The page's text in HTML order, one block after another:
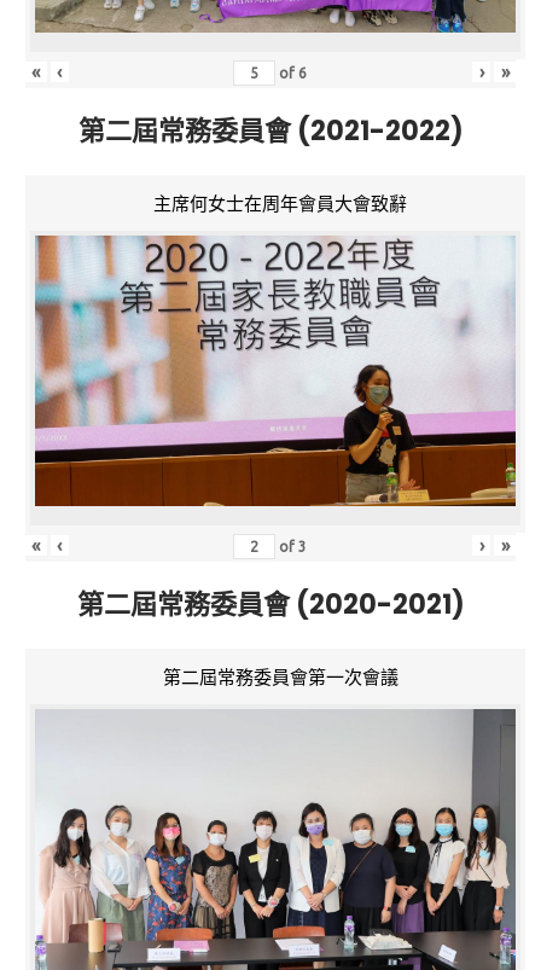
« ‹ of 6 › »
第二屆常務委員會 (2021-2022)
主席何女士在周年會員大會致辭
« ‹ of3 › »
第二屆常務委員會 (2020-2021)
第二屆常務委員會第一次會議